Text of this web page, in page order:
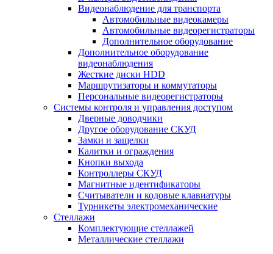
Видеонаблюдение для транспорта
Автомобильные видеокамеры
Автомобильные видеорегистраторы
Дополнительное оборудование
Дополнительное оборудование
видеонаблюдения
Жесткие диски HDD
Маршрутизаторы и коммутаторы
Персональные видеорегистраторы
Системы контроля и управления доступом
Дверные доводчики
Другое оборудование СКУД
Замки и защелки
Калитки и ограждения
Кнопки выхода
Контроллеры СКУД
Магнитные идентификаторы
Считыватели и кодовые клавиатуры
Турникеты электромеханические
Стеллажи
Комплектующие стеллажей
Металлические стеллажи